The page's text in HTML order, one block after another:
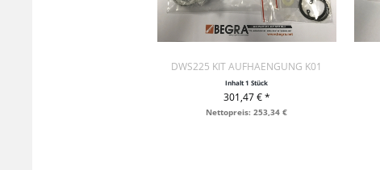
DWS225 KIT AUFHAENGUNG K01
Inhalt1 Stück
301,47 € *
+ IN DEN WARENKORB
Nettopreis: 253,34 €